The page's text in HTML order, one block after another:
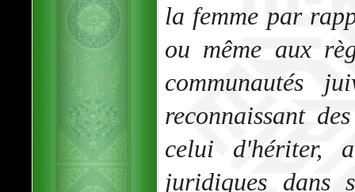
la femme par
ou même aux
communautés
reconnaissant
celui d'hériter,
juridiques dans